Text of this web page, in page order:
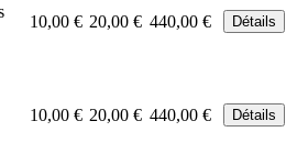
10,00 € 20,00 € 440,00 € Détails
10,00 € 20,00 € 440,00 € Détails